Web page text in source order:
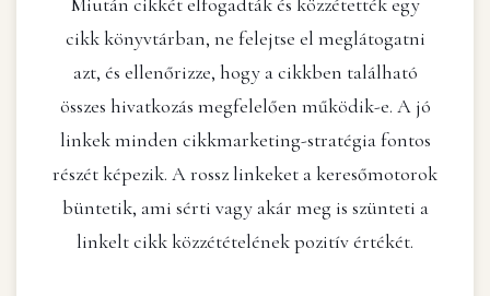
cikk könyvtárban, ne felejtse el meglátogatni
azt, és ellenőrizze, hogy a cikkben található
összes hivatkozás megfelelően működik-e. A jó
linkek minden cikkmarketing-stratégia fontos
részét képezik. A rossz linkeket a keresőmotorok
büntetik, ami sérti vagy akár meg is szünteti a
linkelt cikk közzétételének pozitív értékét.